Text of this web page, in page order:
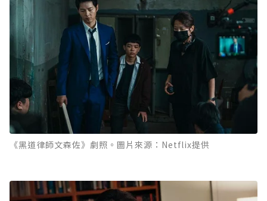
《黑道律師文森佐》劇照。圖片來源：Netflix提供